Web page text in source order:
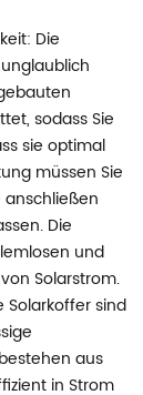
Die
sodass Sie
sie optimal
müssen Sie
anschließen
Die
und
Solarstrom.
Solarkoffer sind
aus
in Strom